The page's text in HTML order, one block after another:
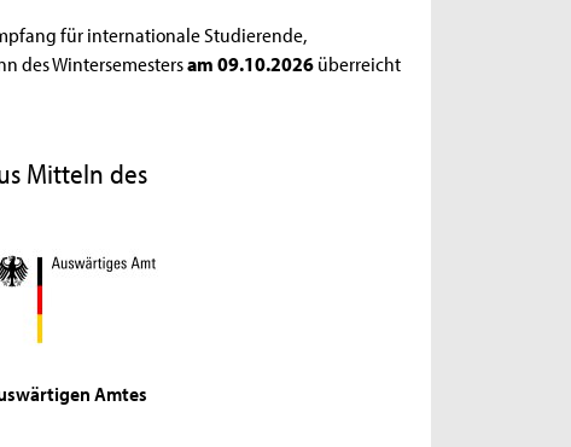
für internationale Studierende,
des Wintersemestersam 09.10.2026überreicht
Mitteln des
Amtes